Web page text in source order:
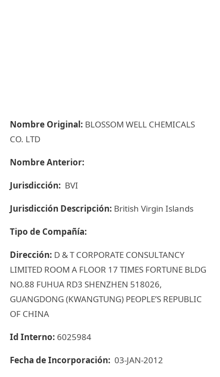
Nombre Original: BLOSSOM WELL CHEMICALS
CO. LTD
Nombre Anterior:
Jurisdicción: BVI
Jurisdicción Descripción: British Virgin Islands
Tipo de Compañía:
Dirección: D & T CORPORATE CONSULTANCY
LIMITED ROOM A FLOOR 17 TIMES FORTUNE BLDG
NO.88 FUHUA RD3 SHENZHEN 518026,
GUANGDONG (KWANGTUNG) PEOPLE’S REPUBLIC
OF CHINA
Id Interno: 6025984
Fecha de Incorporación: 03-JAN-2012